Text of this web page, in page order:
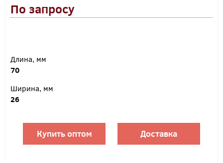
По запросу
Длина, мм
70
Ширина, мм
26
Купить оптом Доставка